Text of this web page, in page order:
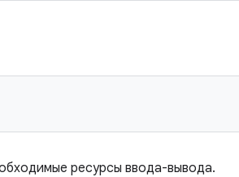
ресурсы ввода-вывода.